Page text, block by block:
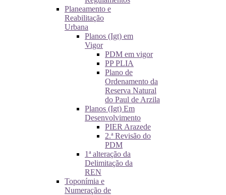
Planeamento e
Reabilitação
Urbana
Planos (Igt) em
Vigor
PDM em vigor
PP PLIA
Plano de
Ordenamento da
Reserva Natural
do Paul de Arzila
Planos (Igt) Em
Desenvolvimento
PIER Arazede
2.ª Revisão do
PDM
1ª alteração da
Delimitação da
REN
Toponímia e
Numeração de